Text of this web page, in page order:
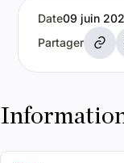
Partager
Date09 juin